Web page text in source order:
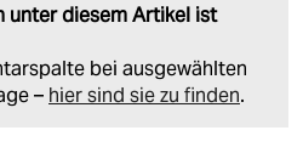
unter diesem Artikel ist
bei ausgewählten
– hier sind sie zu finden.